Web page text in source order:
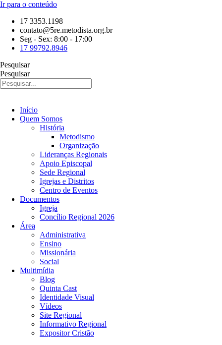
Ir para o conteúdo
17 3353.1198
contato@5re.metodista.org.br
Seg - Sex: 8:00 - 17:00
17 99792.8946
Pesquisar
Pesquisar
Início
Quem Somos
História
Metodismo
Organização
Lideranças Regionais
Apoio Episcopal
Sede Regional
Igrejas e Distritos
Centro de Eventos
Documentos
Igreja
Concílio Regional 2026
Área
Administrativa
Ensino
Missionária
Social
Multimídia
Blog
Quinta Cast
Identidade Visual
Vídeos
Site Regional
Informativo Regional
Expositor Cristão